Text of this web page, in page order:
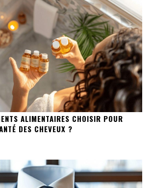
ALIMENTAIRES CHOISIR POUR
DES CHEVEUX ?